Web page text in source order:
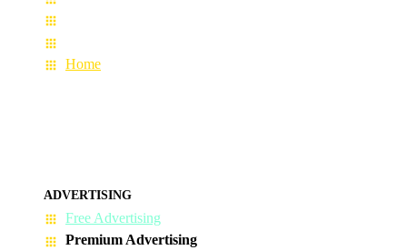
Home
ADVERTISING
Free Advertising
Premium Advertising